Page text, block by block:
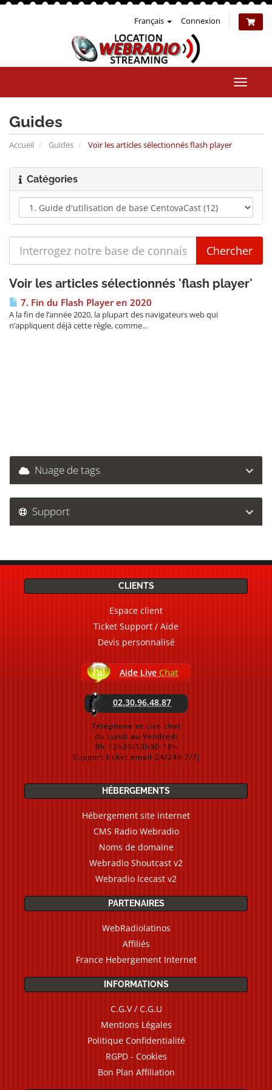
Français Connexion
la
Guides
Accueil Guides Voir les articles sélectionnés flash player
Catégories
Voir les articles sélectionnés 'flash player'
7. Fin du Flash Player en 2020
A la fin de l’année 2020, la plupart des navigateurs web qui
n’appliquent déjà cette règle, comme...
Nuage de tags
Support
CLIENTS
Espace client
Ticket Support / Aide
Devis personnalisé
Aide Live Chat
02.30.96.48.87
Téléphone et Live chat
du Lundi au Vendredi
9h-12h30/13h30-18h
Support ticket email 24/24h 7/7j
HÉBERGEMENTS
Hébergement site internet
CMS Radio Webradio
Noms de domaine
Webradio Shoutcast v2
Webradio Icecast v2
PARTENAIRES
WebRadiolatinos
Affiliés
France Hebergement Internet
INFORMATIONS
C.G.V / C.G.U
Mentions Légales
Politique Confidentialité
RGPD - Cookies
Bon Plan Affiliation